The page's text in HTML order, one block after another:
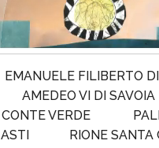
EMANUELE FILIBERTO
AMEDEO VI DI SAVOIA
CONTE VERDE
ASTI
RIONE SANTA